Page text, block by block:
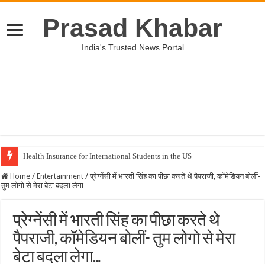
Prasad Khabar
India's Trusted News Portal
Health Insurance for International Students in the US
Home / Entertainment / प्रेग्नेंसी में भारती सिंह का पीछा करते थे पैपराजी, कॉमेडियन बोलीं-
तुम लोगो से मेरा बेटा बदला लेगा…
प्रेग्नेंसी में भारती सिंह का पीछा करते थे
पैपराजी, कॉमेडियन बोलीं- तुम लोगो से मेरा
बेटा बदला लेगा…